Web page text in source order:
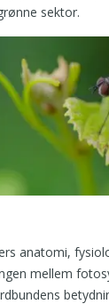
sektor.
anatomi,
mellem